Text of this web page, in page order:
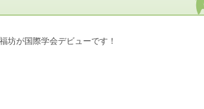
坊が国際学会デビューです！